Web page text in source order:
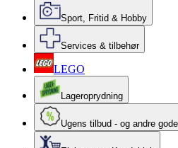
Sport, Fritid & Hobby
Services & tilbehør
LEGO
Lageroprydning
Ugens tilbud - og andre